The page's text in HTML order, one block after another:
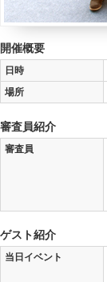
開催概要
日時
場所
審査員紹介
審査員
ゲスト紹介
当日イベント